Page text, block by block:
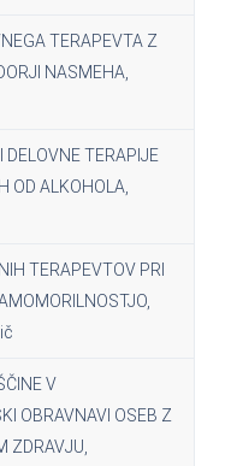
TERAPEVTA Z
NASMEHA,
DELOVNE TERAPIJE
OD ALKOHOLA,
TERAPEVTOV PRI
V
OBRAVNAVI OSEB Z
ZDRAVJU,